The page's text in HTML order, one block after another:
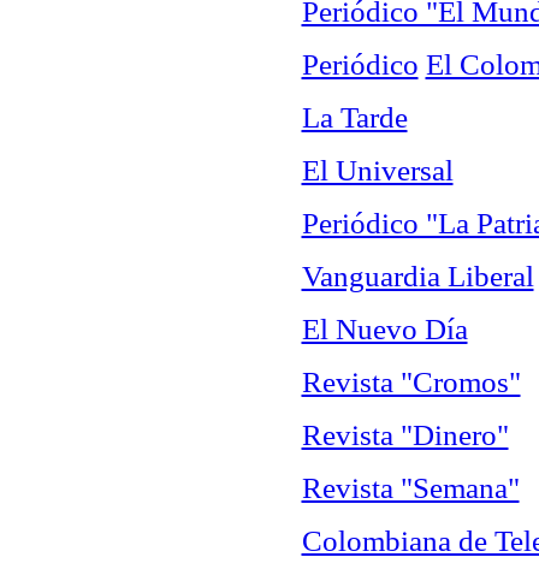
Periódico "El
Periódico El
La Tarde
El Universal
Periódico "La
Vanguardia Liberal
El Nuevo Día
Revista "Cromos"
Revista "Dinero"
Revista "Semana"
Colombiana de